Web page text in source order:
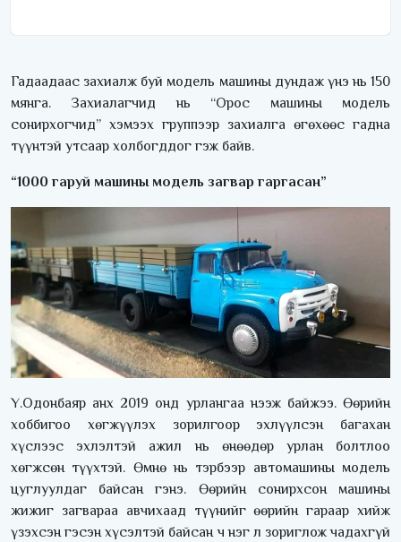
Гадаадаас захиалж буй модель машины дундаж үнэ нь 150
мянга. Захиалагчид нь “Орос машины модель
сонирхогчид” хэмээх группээр захиалга өгөхөөс гадна
түүнтэй утсаар холбогддог гэж байв.
“1000 гаруй машины модель загвар гаргасан”
Ү.Одонбаяр анх 2019 онд урлангаа нээж байжээ. Өөрийн
хоббигоо хөгжүүлэх зорилгоор эхлүүлсэн багахан
хүслээс эхлэлтэй ажил нь өнөөдөр урлан болтлоо
хөгжсөн түүхтэй. Өмнө нь тэрбээр автомашины модель
цуглуулдаг байсан гэнэ. Өөрийн сонирхсон машины
жижиг загвараа авчихаад түүнийг өөрийн гараар хийж
үзэхсэн гэсэн хүсэлтэй байсан ч нэг л зориглож чадахгүй